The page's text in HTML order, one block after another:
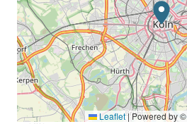
Leaflet|Powered by ©